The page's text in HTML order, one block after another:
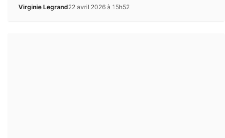
Virginie Legrand22 avril 2026 à 15h52